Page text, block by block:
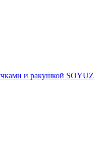
и ракушкой SOYUZ